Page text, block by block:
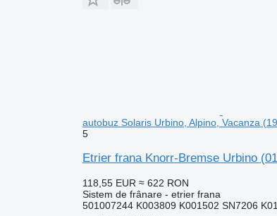
autobuz Solaris Urbino, Alpino, Vacanza
5
Etrier frana Knorr-Bremse Urbino
118,55 EUR ≈ 622 RON
Sistem de frânare - etrier frana
501007244 K003809 K001502 SN7206